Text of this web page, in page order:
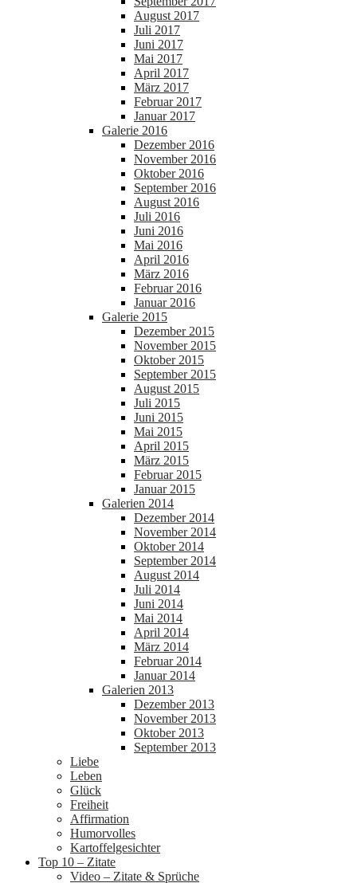
August 2017
Juli 2017
Juni 2017
Mai 2017
April 2017
März 2017
Februar 2017
Januar 2017
Galerie 2016
Dezember 2016
November 2016
Oktober 2016
September 2016
August 2016
Juli 2016
Juni 2016
Mai 2016
April 2016
März 2016
Februar 2016
Januar 2016
Galerie 2015
Dezember 2015
November 2015
Oktober 2015
September 2015
August 2015
Juli 2015
Juni 2015
Mai 2015
April 2015
März 2015
Februar 2015
Januar 2015
Galerien 2014
Dezember 2014
November 2014
Oktober 2014
September 2014
August 2014
Juli 2014
Juni 2014
Mai 2014
April 2014
März 2014
Februar 2014
Januar 2014
Galerien 2013
Dezember 2013
November 2013
Oktober 2013
September 2013
Liebe
Leben
Glück
Freiheit
Affirmation
Humorvolles
Kartoffelgesichter
Top 10 – Zitate
Video – Zitate & Sprüche